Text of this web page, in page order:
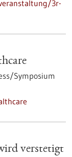
3r-
Symposium
verstetigt